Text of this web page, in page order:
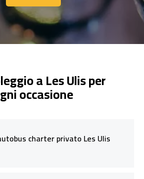
Contattaci
a Les Ulis per
occasione
charter privato Les Ulis